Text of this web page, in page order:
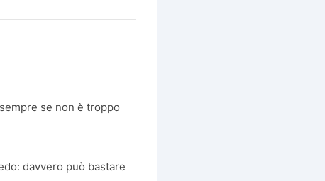
se non è troppo
davvero può bastare